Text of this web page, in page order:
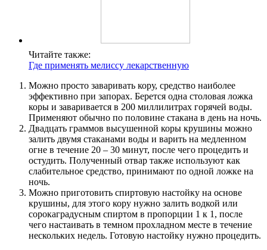
Читайте также:
Где применять мелиссу лекарственную
Можно просто заваривать кору, средство наиболее
эффективно при запорах. Берется одна столовая ложка
коры и заваривается в 200 миллилитрах горячей воды.
Применяют обычно по половине стакана в день на ночь.
Двадцать граммов высушенной коры крушины можно
залить двумя стаканами воды и варить на медленном
огне в течение 20 – 30 минут, после чего процедить и
остудить. Полученный отвар также используют как
слабительное средство, принимают по одной ложке на
ночь.
Можно приготовить спиртовую настойку на основе
крушины, для этого кору нужно залить водкой или
сорокаградусным спиртом в пропорции 1 к 1, после
чего настаивать в темном прохладном месте в течение
нескольких недель. Готовую настойку нужно процедить.